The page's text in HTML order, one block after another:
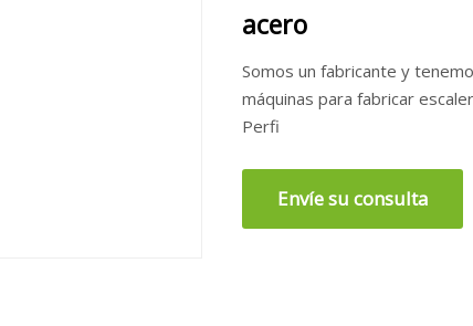
acero
Somos un fabricante y
máquinas para fabricar
Perfi
Envíe su consulta